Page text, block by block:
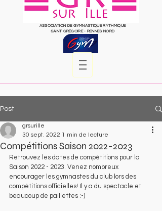
ASSOCIATION DE GYMNASTIQUE RYTHMIQUE
SAINT GRÉGOIRE- RENNES NORD
Post
Compétitions Saison 2022-2023
grsurille
30 sept. 2022 1 min de lecture
Retrouvez les dates de compétitions pour la
Saison 2022 - 2023. Venez nombreux
encourager les gymnastes du club lors des
compétitions officielles! Il y a du spectacle et
beaucoup de paillettes :-)